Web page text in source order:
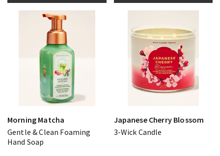
Morning Matcha
Gentle & Clean Foaming
Hand Soap
Japanese Cherry Blossom
3-Wick Candle